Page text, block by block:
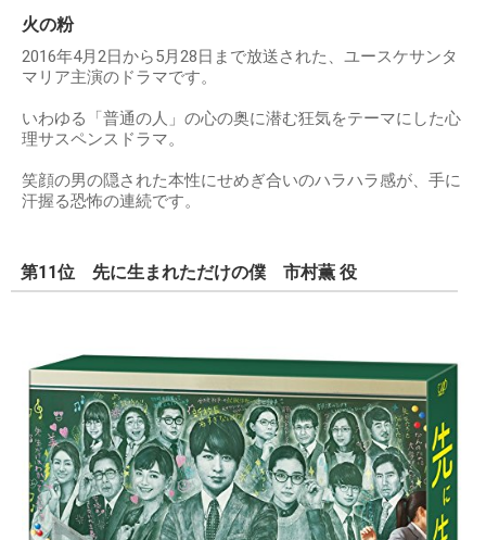
火の粉
2016年4月2日から5月28日まで放送された、ユースケサンタ
マリア主演のドラマです。
いわゆる「普通の人」の心の奥に潜む狂気をテーマにした心
理サスペンスドラマ。
笑顔の男の隠された本性にせめぎ合いのハラハラ感が、手に
汗握る恐怖の連続です。
第11位 先に生まれただけの僕 市村薫 役